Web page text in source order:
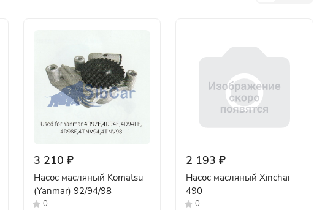
3 210 ₽
Насос масляный Komatsu
(Yanmar) 92/94/98
0
2 193 ₽
Насос масляный Xinchai
490
0